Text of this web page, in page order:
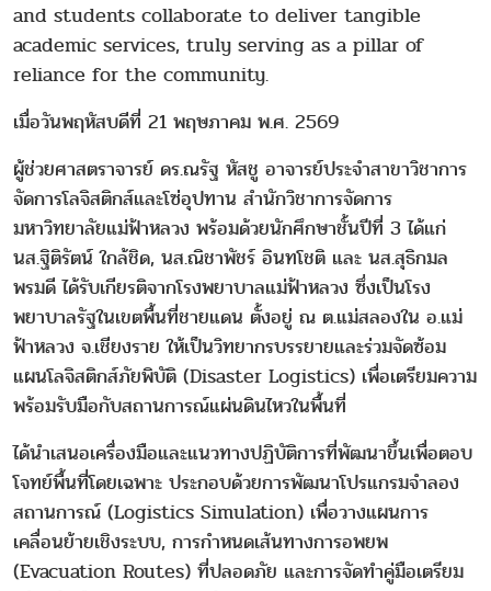
and students collaborate to deliver tangible
academic services, truly serving as a pillar of
reliance for the community.
เมื่อวันพฤหัสบดีที่ 21 พฤษภาคม พ.ศ. 2569
ผู้ช่วยศาสตราจารย์ ดร.ณรัฐ หัสชู อาจารย์ประจำสาขาวิชาการ
จัดการโลจิสติกส์และโซ่อุปทาน สำนักวิชาการจัดการ
มหาวิทยาลัยแม่ฟ้าหลวง พร้อมด้วยนักศึกษาชั้นปีที่ 3 ได้แก่
นส.ฐิติรัตน์ ใกล้ชิด, นส.ณิชาพัชร์ อินทโชติ และ นส.สุธิกมล
พรมดี ได้รับเกียรติจากโรงพยาบาลแม่ฟ้าหลวง ซึ่งเป็นโรง
พยาบาลรัฐในเขตพื้นที่ชายแดน ตั้งอยู่ ณ ต.แม่สลองใน อ.แม่
ฟ้าหลวง จ.เชียงราย ให้เป็นวิทยากรบรรยายและร่วมจัดซ้อม
แผนโลจิสติกส์ภัยพิบัติ (Disaster Logistics) เพื่อเตรียมความ
พร้อมรับมือกับสถานการณ์แผ่นดินไหวในพื้นที่
ได้นำเสนอเครื่องมือและแนวทางปฏิบัติการที่พัฒนาขึ้นเพื่อตอบ
โจทย์พื้นที่โดยเฉพาะ ประกอบด้วยการพัฒนาโปรแกรมจำลอง
สถานการณ์ (Logistics Simulation) เพื่อวางแผนการ
เคลื่อนย้ายเชิงระบบ, การกำหนดเส้นทางการอพยพ
(Evacuation Routes) ที่ปลอดภัย และการจัดทำคู่มือเตรียม